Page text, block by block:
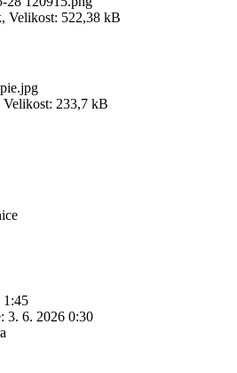
Velikost: 522,38 kB
Velikost: 233,7 kB
1:45
3. 6. 2026 0:30